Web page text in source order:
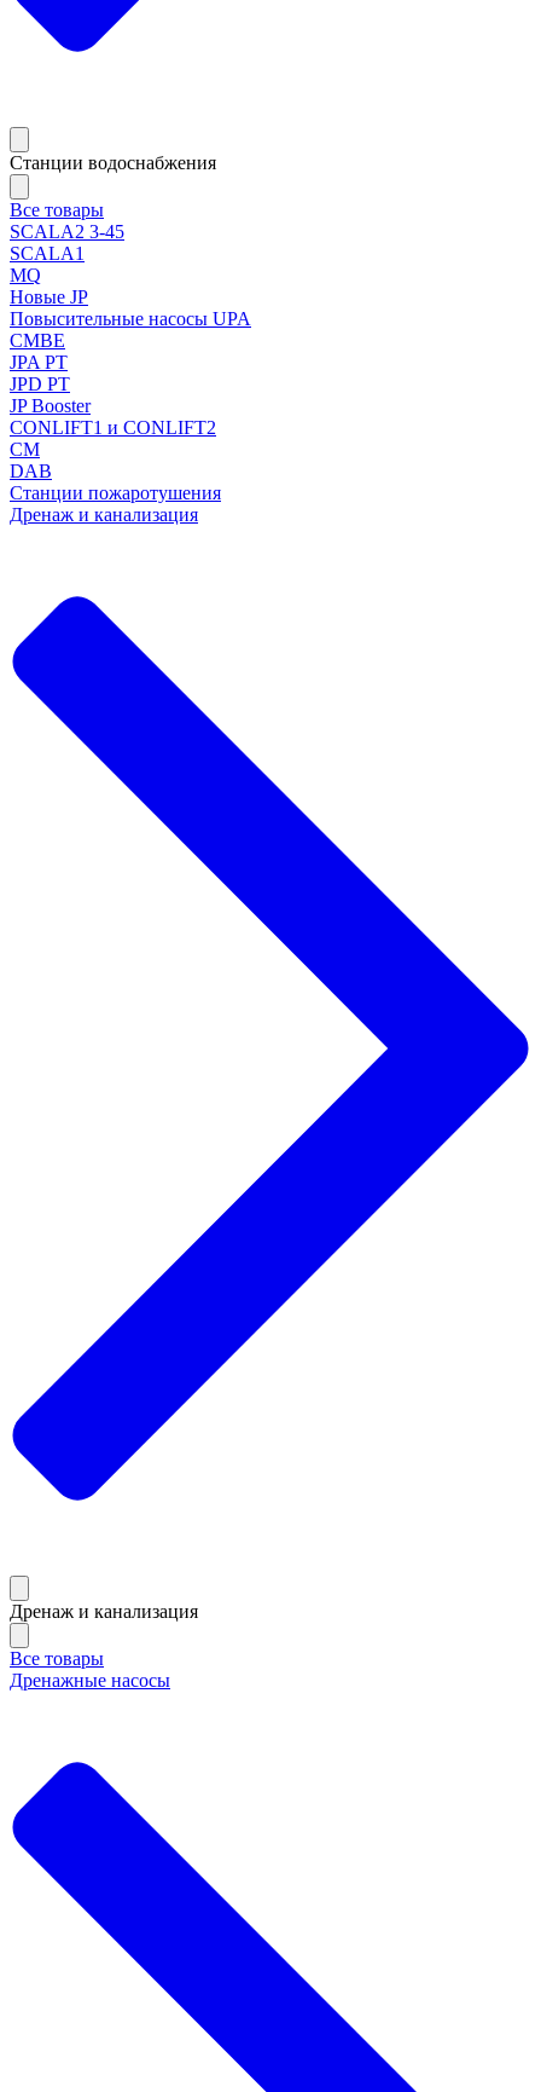
Станции водоснабжения
Все товары
SCALA2 3-45
SCALA1
MQ
Новые JP
Повысительные насосы UPA
CMBE
JPA PT
JPD PT
JP Booster
CONLIFT1 и CONLIFT2
CM
DAB
Станции пожаротушения
Дренаж и канализация
Дренаж и канализация
Все товары
Дренажные насосы